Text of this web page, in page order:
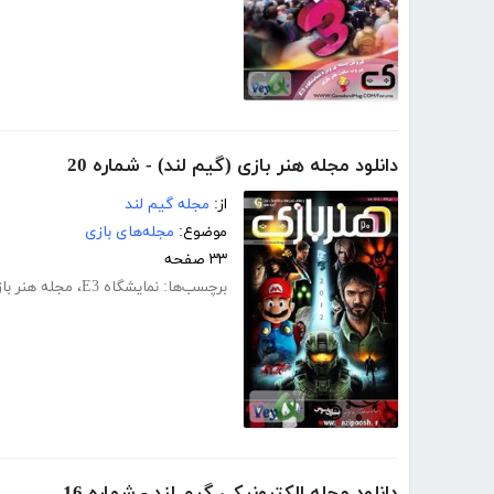
دانلود مجله هنر بازی (گیم لند) - شماره 20
از: مجله گیم لند
موضوع: مجله‌های بازی
۳۳ صفحه
برچسب‌ها: نمایشگاه E3 ، مجله هنر